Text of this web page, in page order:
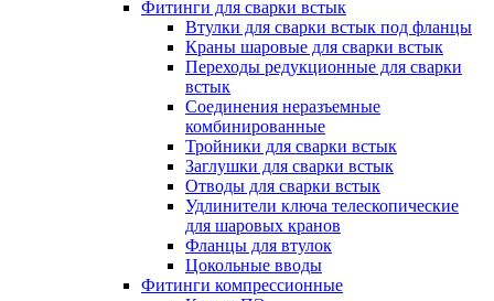
Фитинги для сварки встык
Втулки для сварки встык под фланцы
Краны шаровые для сварки встык
Переходы редукционные для сварки
встык
Соединения неразъемные
комбинированные
Тройники для сварки встык
Заглушки для сварки встык
Отводы для сварки встык
Удлинители ключа телескопические
для шаровых кранов
Фланцы для втулок
Цокольные вводы
Фитинги компрессионные